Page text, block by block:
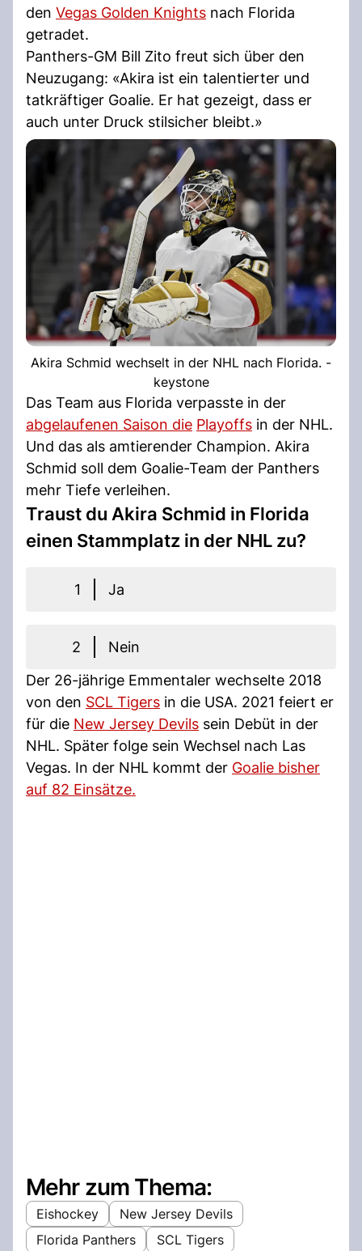
den Vegas Golden Knights nach Florida
getradet.
Panthers-GM Bill Zito freut sich über den
Neuzugang: «Akira ist ein talentierter und
tatkräftiger Goalie. Er hat gezeigt, dass er
auch unter Druck stilsicher bleibt.»
Akira Schmid wechselt in der NHL nach Florida. -
keystone
Das Team aus Florida verpasste in der
abgelaufenen Saison die Playoffs in der NHL.
Und das als amtierender Champion. Akira
Schmid soll dem Goalie-Team der Panthers
mehr Tiefe verleihen.
Traust du Akira Schmid in Florida
einen Stammplatz in der NHL zu?
1 Ja
2
Nein
Der 26-jährige Emmentaler wechselte 2018
von den SCL Tigers in die USA. 2021 feiert er
für die New Jersey Devils sein Debüt in der
NHL. Später folge sein Wechsel nach Las
Vegas. In der NHL kommt der Goalie bisher
auf 82 Einsätze.
Mehr zum Thema:
Eishockey
New Jersey Devils
Florida Panthers
SCL Tigers